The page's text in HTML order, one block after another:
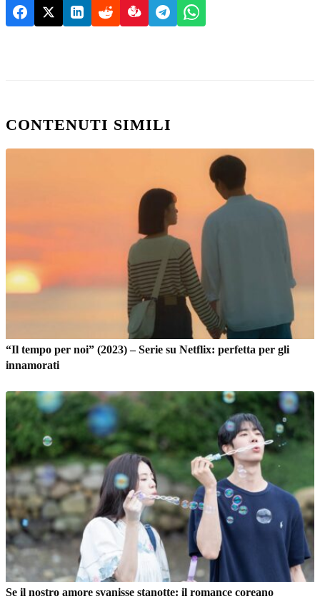
CONTENUTI SIMILI
“Il tempo per noi” (2023) – Serie su Netflix: perfetta per gli
innamorati
Se il nostro amore svanisse stanotte: il romance coreano